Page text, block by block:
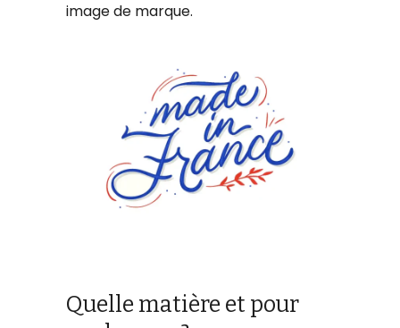
image de marque.
Quelle matière et pour